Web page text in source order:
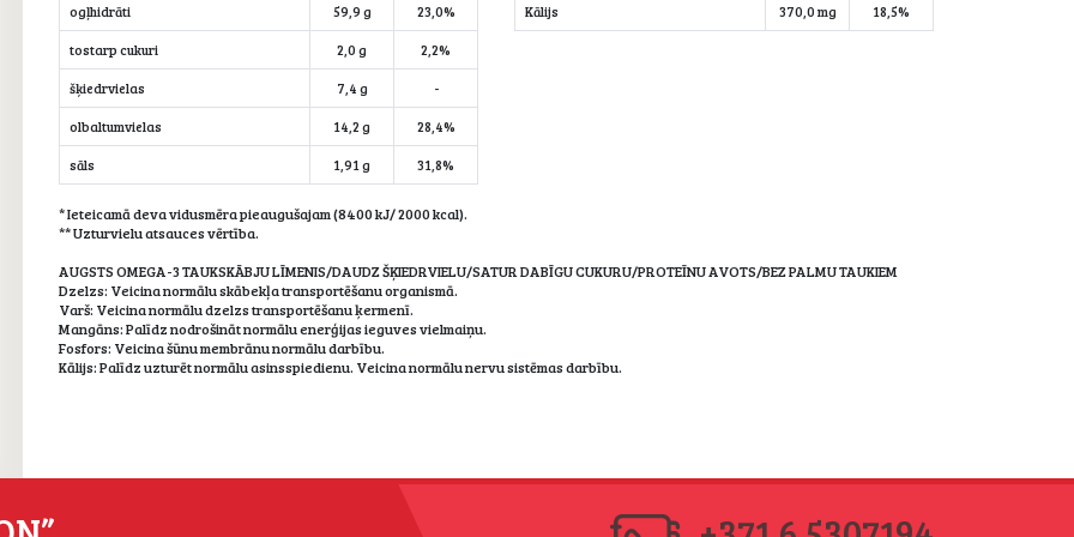
ogļhidrāti 59,9 g 23,0%
tostarp cukuri 2,0 g 2,2%
šķiedrvielas 7,4 g -
olbaltumvielas 14,2 g 28,4%
sāls 1,91 g 31,8%
Kālijs 370,0 mg 18,5%
* Ieteicamā deva vidusmēra pieaugušajam (8400 kJ/ 2000 kcal).
** Uzturvielu atsauces vērtība.
AUGSTS OMEGA-3 TAUKSKĀBJU LĪMENIS/DAUDZ ŠĶIEDRVIELU/SATUR DABĪGU CUKURU/PROTEĪNU AVOTS/BEZ PALMU TAUKIEM
Dzelzs: Veicina normālu skābekļa transportēšanu organismā.
Varš: Veicina normālu dzelzs transportēšanu ķermenī.
Mangāns: Palīdz nodrošināt normālu enerģijas ieguves vielmaiņu.
Fosfors: Veicina šūnu membrānu normālu darbību.
Kālijs: Palīdz uzturēt normālu asinsspiedienu. Veicina normālu nervu sistēmas darbību.